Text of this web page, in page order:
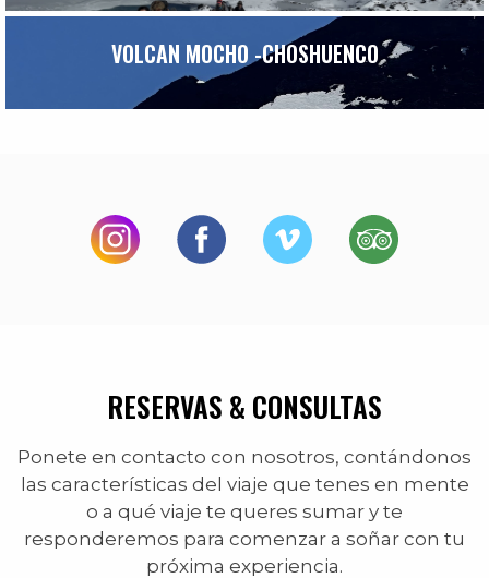
VOLCAN MOCHO -CHOSHUENCO
RESERVAS & CONSULTAS
Ponete en contacto con nosotros, contándonos
las características del viaje que tenes en mente
o a qué viaje te queres sumar y te
responderemos para comenzar a soñar con tu
próxima experiencia.